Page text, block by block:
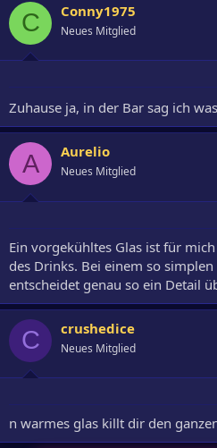
C Conny1975
Neues Mitglied
Zuhause ja, in der Bar sag ich was
A Aurelio
Neues Mitglied
Ein vorgekühltes Glas ist für
des Drinks. Bei einem so
entscheidet genau so ein Detail
C crushedice
Neues Mitglied
n warmes glas killt dir den